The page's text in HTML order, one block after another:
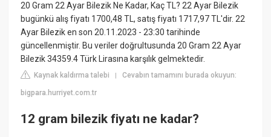
20 Gram 22 Ayar Bilezik Ne Kadar, Kaç TL? 22 Ayar Bilezik
bugünkü alış fiyatı 1700,48 TL, satış fiyatı 1717,97 TL'dir. 22
Ayar Bilezik en son 20.11.2023 - 23:30 tarihinde
güncellenmiştir. Bu veriler doğrultusunda 20 Gram 22 Ayar
Bilezik 34359.4 Türk Lirasına karşılık gelmektedir.
Kaynak kaldırma talebi |Cevabın tamamını burada okuyun:
bigpara.hurriyet.com.tr
12 gram bilezik fiyatı ne kadar?